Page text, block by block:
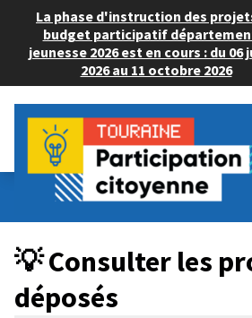
La phase d'instruction des
budget participatif
jeunesse 2026 est en cours : du 06
2026 au 11 octobre 2026
Budget Participatif JEUNESSE 2024
💡 Consulter les projets déposés
💡 Consulter les
déposés